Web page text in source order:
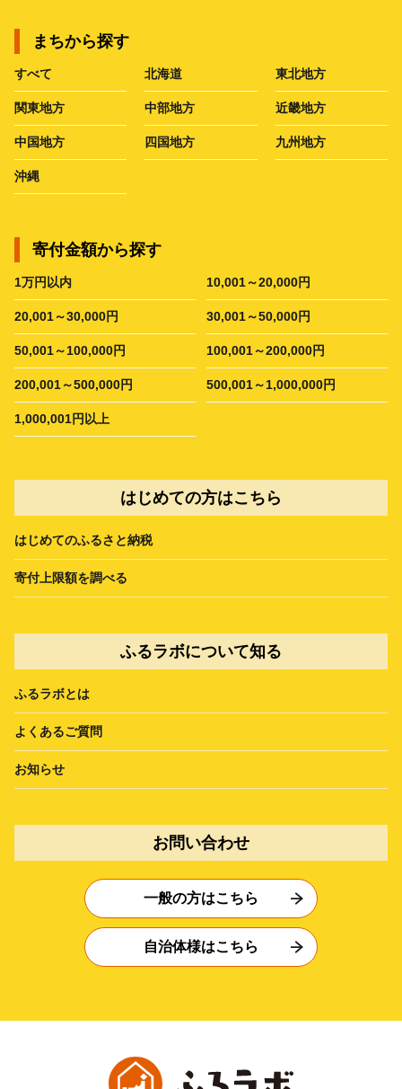
まちから探す
すべて 北海道 東北地方
関東地方 中部地方 近畿地方
中国地方 四国地方 九州地方
沖縄
寄付金額から探す
1万円以内 10,001～20,000円
20,001～30,000円 30,001～50,000円
50,001～100,000円 100,001～200,000円
200,001～500,000円 500,001～1,000,000円
1,000,001円以上
はじめての方はこちら
はじめてのふるさと納税
寄付上限額を調べる
ふるラボについて知る
ふるラボとは
よくあるご質問
お知らせ
お問い合わせ
一般の方はこちら
自治体様はこちら